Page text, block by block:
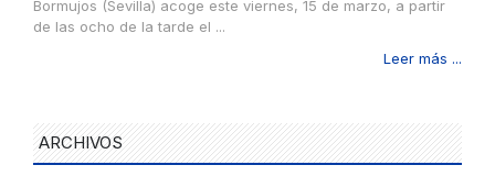
Bormujos (Sevilla) acoge este viernes, 15 de marzo, a partir
de las ocho de la tarde el ...
Leer más ...
ARCHIVOS